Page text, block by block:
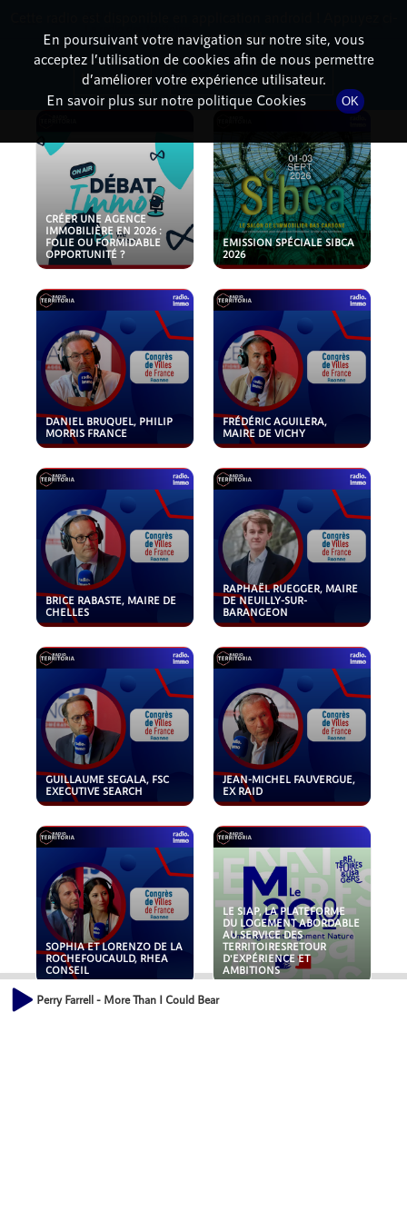
PODCASTS
CRÉER UNE AGENCE
IMMOBILIÈRE EN 2026 :
FOLIE OU FORMIDABLE
OPPORTUNITÉ ?
EMISSION SPÉCIALE SIBCA
2026
DANIEL BRUQUEL, PHILIP
MORRIS FRANCE
FRÉDÉRIC AGUILERA,
MAIRE DE VICHY
BRICE RABASTE, MAIRE DE
CHELLES
RAPHAËL RUEGGER, MAIRE
DE NEUILLY-SUR-
BARANGEON
GUILLAUME SEGALA, FSC
EXECUTIVE SEARCH
JEAN-MICHEL FAUVERGUE,
EX RAID
SOPHIA ET LORENZO DE LA
ROCHEFOUCAULD, RHEA
CONSEIL
LE SIAP, LA PLATEFORME
DU LOGEMENT ABORDABLE
AU SERVICE DES
TERRITOIRESRETOUR
D'EXPÉRIENCE ET
AMBITIONS
Perry Farrell - More Than I Could Bear
En poursuivant votre navigation sur notre site, vous
acceptez l’utilisation de cookies afin de nous permettre
d’améliorer votre expérience utilisateur.
En savoir plus sur notre politique Cookies
OK
dessous pour l'installer.
Non merci Télécharger l'application